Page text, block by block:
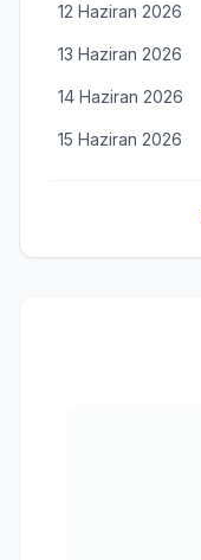
12 Haziran 2026
13 Haziran 2026
14 Haziran 2026
15 Haziran 2026